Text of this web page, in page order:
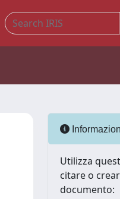
Utilizza
citare o
documento: